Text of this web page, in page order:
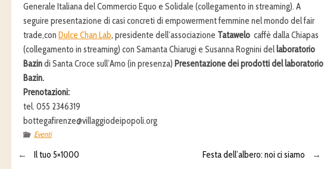
Generale Italiana del Commercio Equo e Solidale (collegamento in streaming). A
seguire presentazione di casi concreti di empowerment femmine nel mondo del fair
trade,con Dulce Chan Lab, presidente dell’associazione Tatawelo caffè dalla Chiapas
(collegamento in streaming) con Samanta Chiarugi e Susanna Rognini dellaboratorio
Bazindi Santa Croce sull’Arno (in presenza) Presentazione dei prodotti del laboratorio
Bazin.
Prenotazioni:
tel. 055 2346319
bottegafirenze@villaggiodeipopoli.org
Eventi
← Il tuo 5×1000 Festa dell’albero: noi ci siamo →